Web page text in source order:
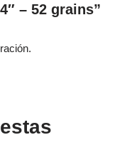
– 52 grains”